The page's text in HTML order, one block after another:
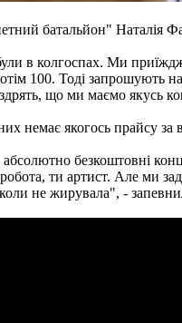
батальйон" Наталія
в колгоспах. Ми
100. Тоді запрошують
що ми маємо якусь
немає якогось прайсу за
абсолютно безкоштовні
ти артист. Але ми
не жирувала", -